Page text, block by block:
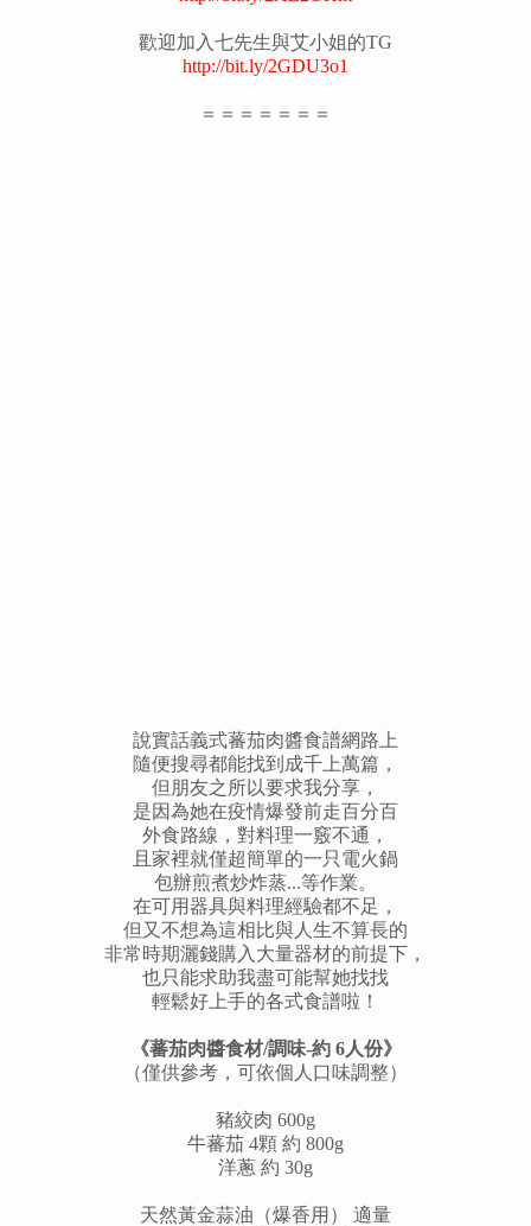
歡迎加入七先生與艾小姐的TG
http://bit.ly/2GDU3o1
＝＝＝＝＝＝＝
說實話義式蕃茄肉醬食譜網路上
隨便搜尋都能找到成千上萬篇，
但朋友之所以要求我分享，
是因為她在疫情爆發前走百分百
外食路線，對料理一竅不通，
且家裡就僅超簡單的一只電火鍋
包辦煎煮炒炸蒸...等作業。
在可用器具與料理經驗都不足，
但又不想為這相比與人生不算長的
非常時期灑錢購入大量器材的前提下，
也只能求助我盡可能幫她找找
輕鬆好上手的各式食譜啦！
《蕃茄肉醬食材/調味-約 6人份》
（僅供參考，可依個人口味調整）
豬絞肉 600g
牛蕃茄 4顆 約 800g
洋蔥 約 30g
天然黃金蒜油（爆香用） 適量